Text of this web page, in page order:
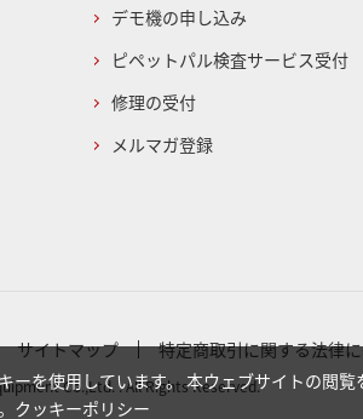
デモ機の申し込み
ピペットパル検査サービス受付
修理の受付
メルマガ登録
サイトマップ 特定商取引に関する法律
Co.,Ltd. . All Rights Reserved.
を使用しています。 本ウェブサイトの閲
クッキーポリシー